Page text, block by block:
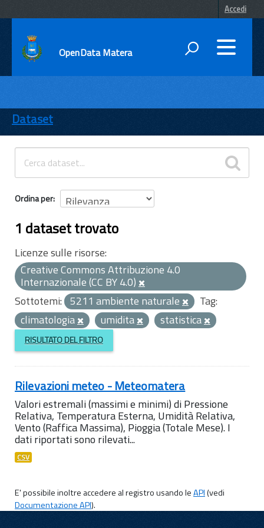
Accedi
OpenData Matera
ENTI
TEMI
INFORMAZIONI
Dataset
Ordina per
1 dataset trovato
Licenze sulle risorse:
Creative Commons Attribuzione 4.0
Internazionale (CC BY 4.0)
Sottotemi: 5211 ambiente naturale
Tag:
climatologia
umidita statistica
RISULTATO DEL FILTRO
Rilevazioni meteo - Meteomatera
Valori estremali (massimi e minimi) di Pressione
Relativa, Temperatura Esterna, Umidità Relativa,
Vento (Raffica Massima), Pioggia (Totale Mese). I
dati riportati sono rilevati...
CSV
E' possibile inoltre accedere al registro usando leAPI(vedi
Documentazione API).